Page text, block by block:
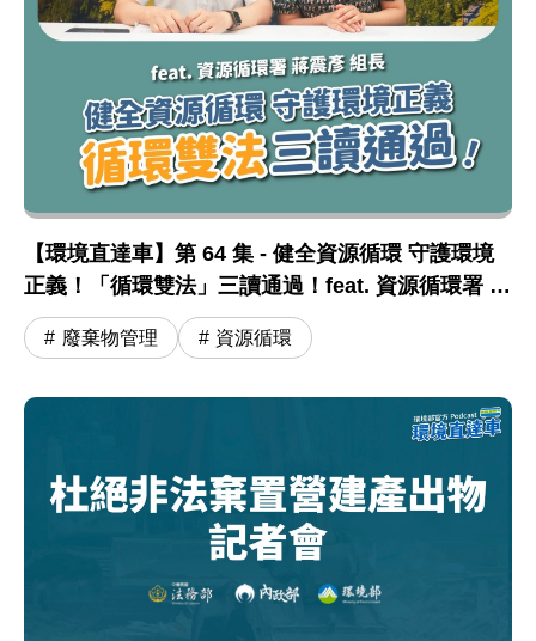
【環境直達車】第 64 集 - 健全資源循環 守護環境
正義！「循環雙法」三讀通過！feat. 資源循環署 蔣
震彥組長
廢棄物管理 資源循環